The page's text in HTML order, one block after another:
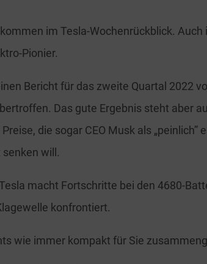
im Tesla-Wochenrückblick. Auch
Pionier.
Bericht für das zweite Quartal 2022
Das gute Ergebnis steht aber
die sogar CEO Musk als
will.
macht Fortschritte bei den 4680-
konfrontiert.
wie immer kompakt für Sie